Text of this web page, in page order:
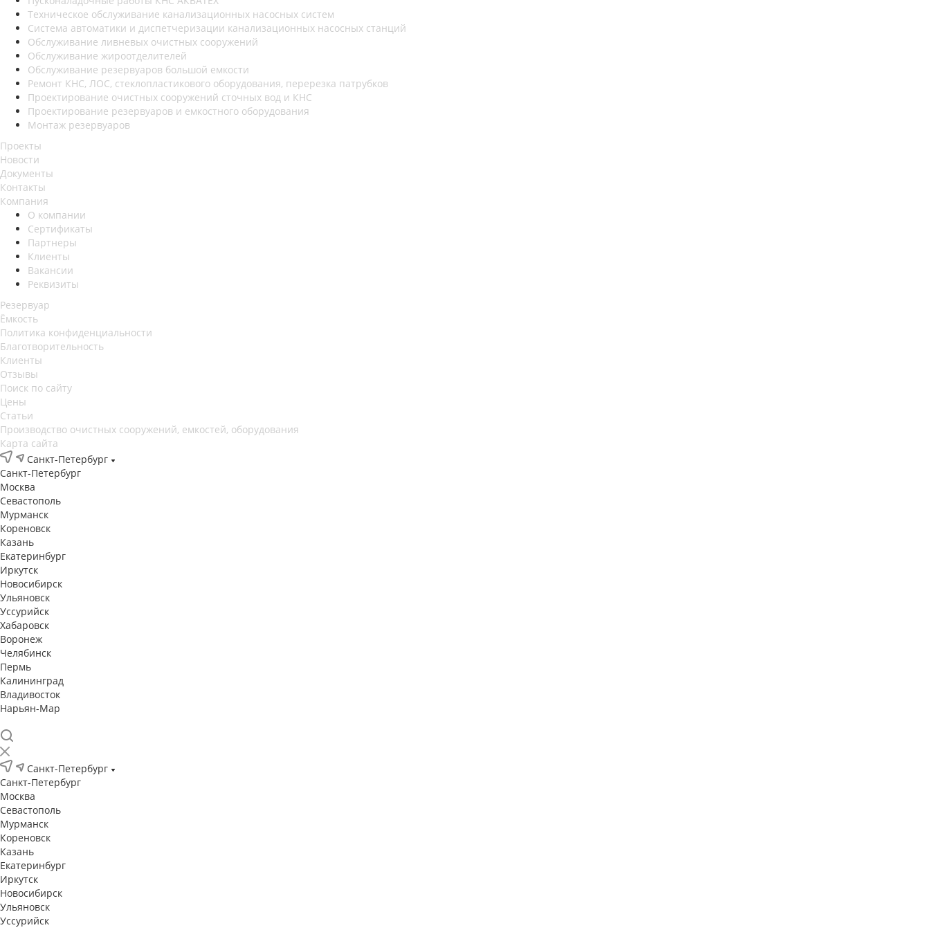
Техническое обслуживание канализационных насосных систем
Система автоматики и диспетчеризации канализационных насосных станций
Обслуживание ливневых очистных сооружений
Обслуживание жироотделителей
Обслуживание резервуаров большой емкости
Ремонт КНС, ЛОС, стеклопластикового оборудования, перерезка патрубков
Проектирование очистных сооружений сточных вод и КНС
Проектирование резервуаров и емкостного оборудования
Монтаж резервуаров
Проекты
Новости
Документы
Контакты
Компания
О компании
Сертификаты
Партнеры
Клиенты
Вакансии
Реквизиты
Резервуар
Ёмкость
Политика конфиденциальности
Благотворительность
Клиенты
Отзывы
Поиск по сайту
Цены
Статьи
Производство очистных сооружений, емкостей, оборудования
Карта сайта
Санкт-Петербург
Санкт-Петербург
Москва
Севастополь
Мурманск
Кореновск
Казань
Екатеринбург
Иркутск
Новосибирск
Ульяновск
Уссурийск
Хабаровск
Воронеж
Челябинск
Пермь
Калининград
Владивосток
Нарьян-Мар
Санкт-Петербург
Санкт-Петербург
Москва
Севастополь
Мурманск
Кореновск
Казань
Екатеринбург
Иркутск
Новосибирск
Ульяновск
Уссурийск